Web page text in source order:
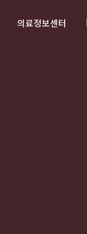
의료정보센터